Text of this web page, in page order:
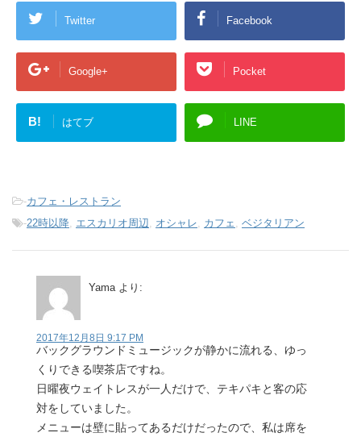
Twitter Facebook
Google+ Pocket
B! はてブ LINE
-カフェ・レストラン
-22時以降 エスカリオ周辺 オシャレ カフェ ベジタリアン
Yama より:
2017年12月8日 9:17 PM
バックグラウンドミュージックが静かに流れる、ゆっ
くりできる喫茶店ですね。
日曜夜ウェイトレスが一人だけで、テキパキと客の応
対をしていました。
メニューは壁に貼ってあるだけだったので、私は席を